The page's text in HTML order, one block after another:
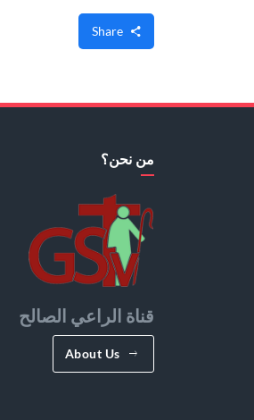
من نحن؟
قناة الراعي الصالح
About Us